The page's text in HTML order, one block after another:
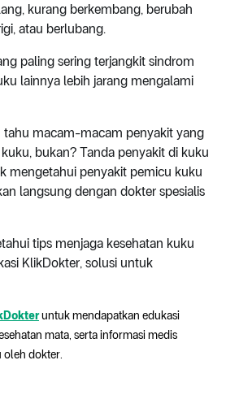
kurang berkembang, berubah
atau berlubang.
paling sering terjangkit sindrom
lainnya lebih jarang mengalami
tahu macam-macam penyakit yang
bukan? Tanda penyakit di kuku
mengetahui penyakit pemicu kuku
langsung dengan dokter spesialis
tips menjaga kesehatan kuku
KlikDokter, solusi untuk
untuk mendapatkan edukasi
mata, serta informasi medis
dokter.